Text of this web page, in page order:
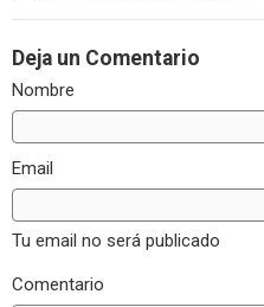
Deja un Comentario
Nombre
Email
Tu email no será publicado
Comentario